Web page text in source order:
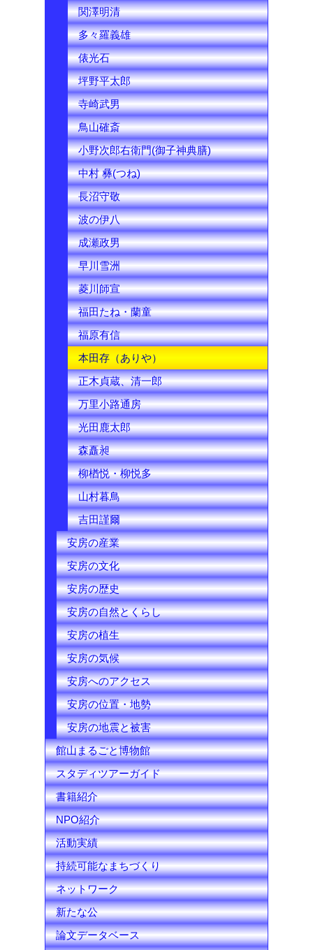
関澤明清
多々羅義雄
俵光石
坪野平太郎
寺崎武男
鳥山確斎
小野次郎右衛門(御子神典膳)
中村 彝(つね)
長沼守敬
波の伊八
成瀬政男
早川雪洲
菱川師宣
福田たね・蘭童
福原有信
本田存（ありや）
正木貞蔵、清一郎
万里小路通房
光田鹿太郎
森矗昶
柳楢悦・柳悦多
山村暮鳥
吉田謹爾
安房の産業
安房の文化
安房の歴史
安房の自然とくらし
安房の植生
安房の気候
安房へのアクセス
安房の位置・地勢
安房の地震と被害
館山まるごと博物館
スタディツアーガイド
書籍紹介
NPO紹介
活動実績
持続可能なまちづくり
ネットワーク
新たな公
論文データベース